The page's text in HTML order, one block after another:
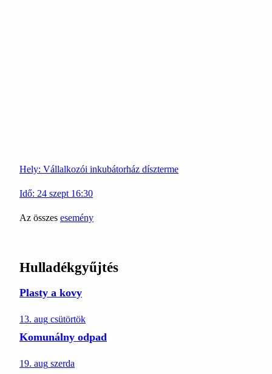
Hely: Vállalkozói inkubátorház díszterme
Idő: 24 szept 16:30
Az összes esemény
Hulladékgyűjtés
Plasty a kovy
13. aug csütörtök
Komunálny odpad
19. aug szerda